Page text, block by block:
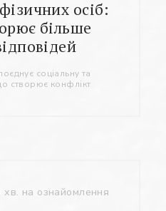
осіб:
більше
соціальну та
створює конфлікт
хв. на ознайомлення
поля